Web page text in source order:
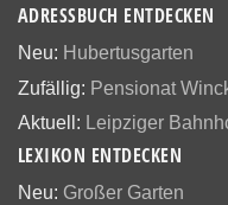
ADRESSBUCH ENTDECKEN
Neu: Hubertusgarten
Zufällig: Pensionat
Aktuell: Leipziger
LEXIKON ENTDECKEN
Neu: Großer Garten